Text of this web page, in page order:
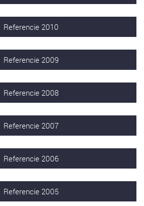
Referencie 2010
Referencie 2009
Referencie 2008
Referencie 2007
Referencie 2006
Referencie 2005